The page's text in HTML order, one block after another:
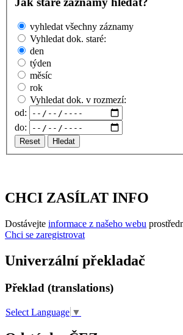
vyhledat všechny záznamy
Vyhledat dok. staré:
den
týden
měsíc
rok
Vyhledat dok. v rozmezí:
od:
do:
Reset Hledat
CHCI ZASÍLAT INFO
Dostávejte informace z našeho webu
Chci se zaregistrovat
Univerzální překladač
Překlad (translations)
Select Language ▼